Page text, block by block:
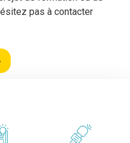
pas à contacter